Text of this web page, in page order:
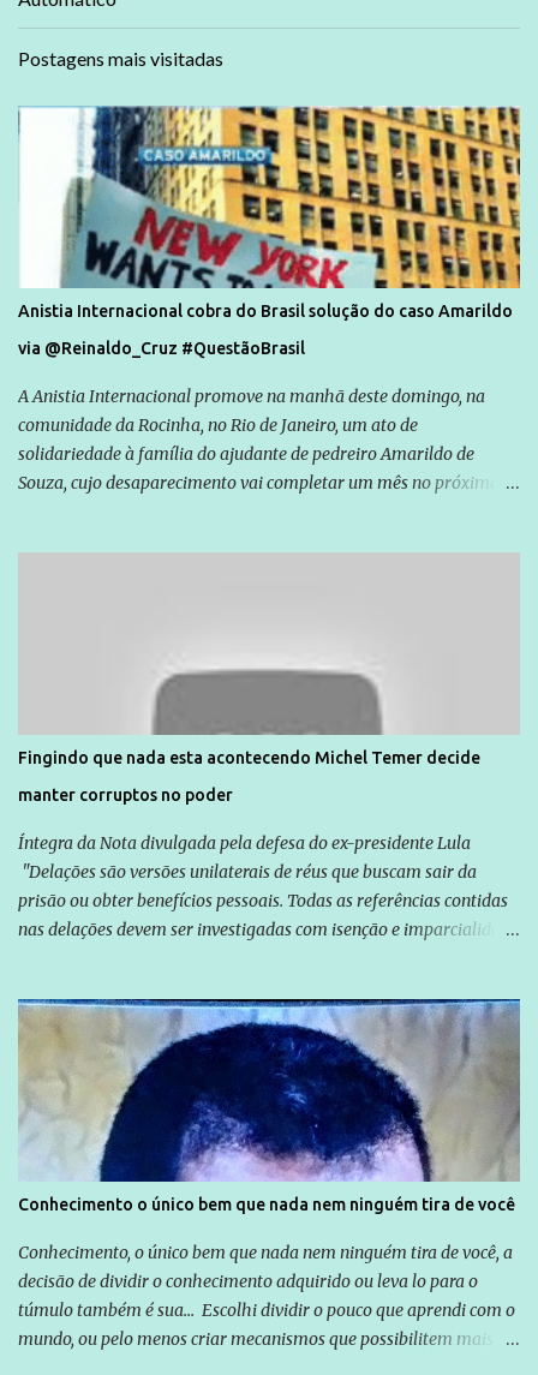
Postagens mais visitadas
Anistia Internacional cobra do Brasil solução do caso Amarildo
via @Reinaldo_Cruz #QuestãoBrasil
A Anistia Internacional promove na manhã deste domingo, na
comunidade da Rocinha, no Rio de Janeiro, um ato de
solidariedade à família do ajudante de pedreiro Amarildo de
Souza, cujo desaparecimento vai completar um mês no próximo
são vítimas de violência, estão em situação de risco ou têm seus
direitos violados. Leia mais: Anistia Internacional cobra do Brasil
solução do caso Amarildo - Terra Brasil
Fingindo que nada esta acontecendo Michel Temer decide
manter corruptos no poder
Íntegra da Nota divulgada pela defesa do ex-presidente Lula
"Delações são versões unilaterais de réus que buscam sair da
prisão ou obter benefícios pessoais. Todas as referências contidas
nas delações devem ser investigadas com isenção e imparcialidade
Globo manteve com o Grupo Odebrecht, citada na delação de
Emílio Odebrecht. Lula sempre atuou para promover o Brasil no
exterior, e não para promover determinadas empresas ou
empresários" Assina a nota o advogado Cristiano Zanin Martins
Conhecimento o único bem que nada nem ninguém tira de você
Conhecimento, o único bem que nada nem ninguém tira de você, a
decisão de dividir o conhecimento adquirido ou leva lo para o
túmulo também é sua... Escolhi dividir o pouco que aprendi com o
mundo, ou pelo menos criar mecanismos que possibilitem mais e